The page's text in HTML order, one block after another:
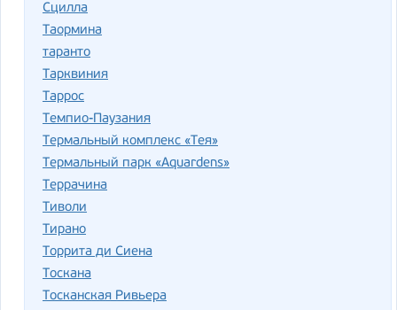
Сцилла
Таормина
таранто
Тарквиния
Таррос
Темпио-Паузания
Термальный комплекс «Тея»
Термальный парк «Aquardens»
Террачина
Тиволи
Тирано
Торрита ди Сиена
Тоскана
Тосканская Ривьера